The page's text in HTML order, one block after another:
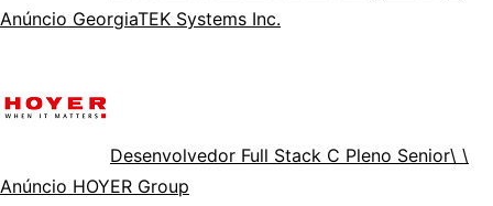
Anúncio GeorgiaTEK Systems Inc.
Desenvolvedor Full Stack C Pleno Senior\ \
Anúncio HOYER Group